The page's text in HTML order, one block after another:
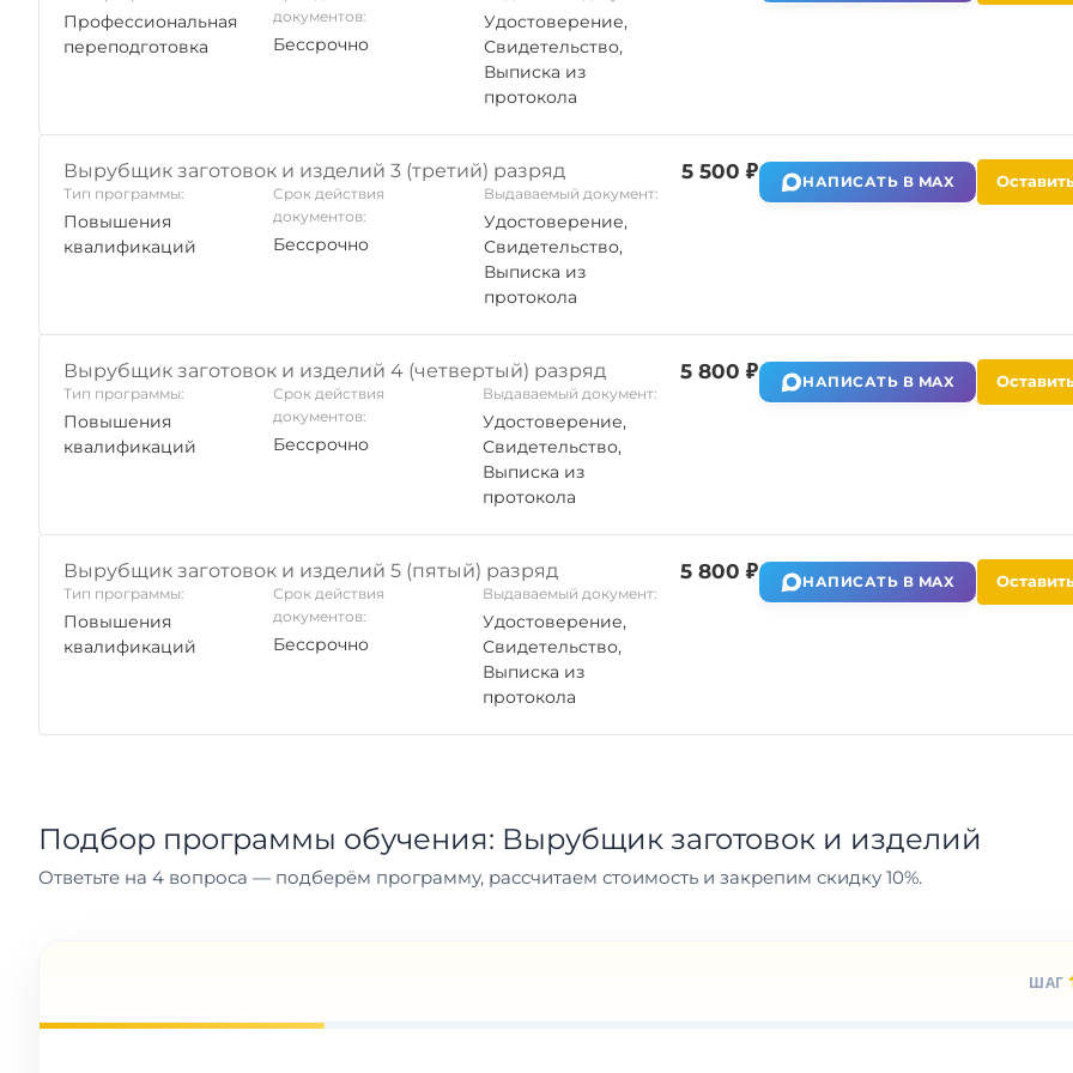
Профессиональная
переподготовка
документов:
Бессрочно
Удостоверение,
Свидетельство,
Выписка из
протокола
Вырубщик заготовок и изделий 3 (третий) разряд
Тип программы:
Повышения
квалификаций
Срок действия
документов:
Бессрочно
Выдаваемый документ:
Удостоверение,
Свидетельство,
Выписка из
протокола
5 500 ₽ НАПИСАТЬ В MAX
Вырубщик заготовок и изделий 4 (четвертый) разряд
Тип программы:
Повышения
квалификаций
Срок действия
документов:
Бессрочно
Выдаваемый документ:
Удостоверение,
Свидетельство,
Выписка из
протокола
5 800 ₽ НАПИСАТЬ В MAX
Вырубщик заготовок и изделий 5 (пятый) разряд
Тип программы:
Повышения
квалификаций
Срок действия
документов:
Бессрочно
Выдаваемый документ:
Удостоверение,
Свидетельство,
Выписка из
протокола
5 800 ₽ НАПИСАТЬ В MAX
Подбор программы обучения: Вырубщик заготовок и изделий
Ответьте на 4 вопроса — подберём программу, рассчитаем стоимость и закрепим скидку 10%.
ШАГ